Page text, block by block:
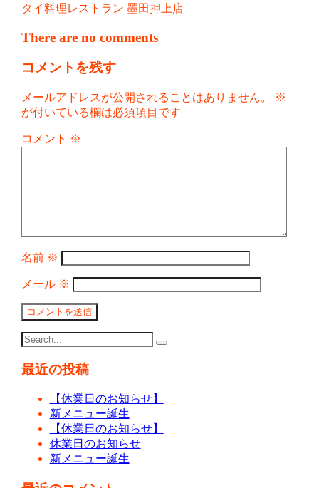
タイ料理レストラン 墨田押上店
There are no comments
コメントを残す
メールアドレスが公開されることはありません。
※
が付いている欄は必須項目です
コメント ※
名前 ※
メール ※
最近の投稿
【休業日のお知らせ】
新メニュー誕生
【休業日のお知らせ】
休業日のお知らせ
新メニュー誕生